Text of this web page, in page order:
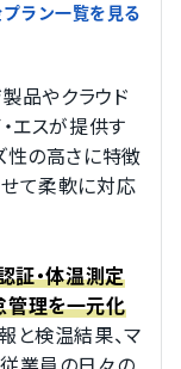
ラン一覧を見る
品やクラウド
エスが提供す
性の高さに特徴
て柔軟に対応
証・体温測定
管理を一元化
と検温結果、マ